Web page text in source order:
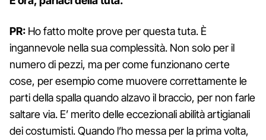
PR: Ho fatto molte prove per questa tuta. È
ingannevole nella sua complessità. Non solo per il
numero di pezzi, ma per come funzionano certe
cose, per esempio come muovere correttamente le
parti della spalla quando alzavo il braccio, per non farle
saltare via. E’ merito delle eccezionali abilità artigianali
dei costumisti. Quando l’ho messa per la prima volta,